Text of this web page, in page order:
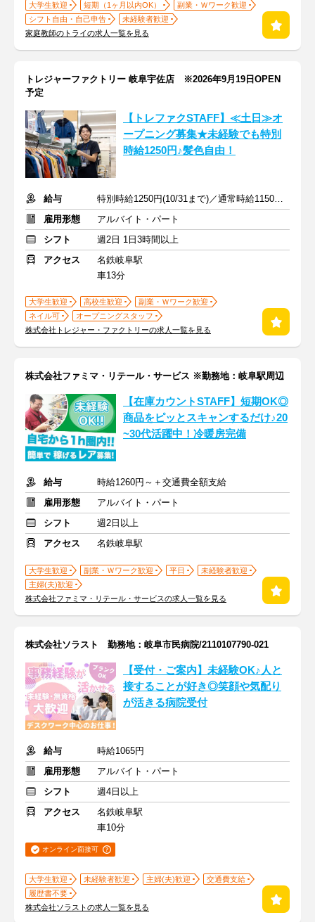
大学生歓迎 短期（1ヶ月以内OK）
副業・Ｗワーク歓迎
シフト自由・自己申告
未経験者歓迎
家庭教師のトライの求人一覧を見る
トレジャーファクトリー 岐阜宇佐店 ※2026年9月19日OPEN
予定
【トレファクSTAFF】≪土日≫オ
ープニング募集★未経験でも特別
時給1250円♪髪色自由！
給与
特別時給1250円(10/31まで)／通常時給1150円 ※交通費支給
雇用形態
アルバイト・パート
シフト
週2日 1日3時間以上
アクセス
名鉄岐阜駅
車13分
大学生歓迎 高校生歓迎
副業・Ｗワーク歓迎
ネイル可
オープニングスタッフ
株式会社トレジャー・ファクトリーの求人一覧を見る
株式会社ファミマ・リテール・サービス ※勤務地：岐阜駅周辺
【在庫カウントSTAFF】短期OK◎
商品をピッとスキャンするだけ♪20
~30代活躍中！冷暖房完備
給与
時給1260円～＋交通費全額支給
雇用形態
アルバイト・パート
シフト
週2日以上
アクセス
名鉄岐阜駅
大学生歓迎 副業・Ｗワーク歓迎 平日
未経験者歓迎
主婦(夫)歓迎
株式会社ファミマ・リテール・サービスの求人一覧を見る
株式会社ソラスト 勤務地：岐阜市民病院/2110107790-021
【受付・ご案内】未経験OK♪人と
接することが好き◎笑顔や気配り
が活きる病院受付
給与
時給1065円
雇用形態
アルバイト・パート
シフト
週4日以上
アクセス
名鉄岐阜駅
車10分
オンライン面接可
大学生歓迎 未経験者歓迎 主婦(夫)歓迎
交通費支給
履歴書不要
株式会社ソラストの求人一覧を見る